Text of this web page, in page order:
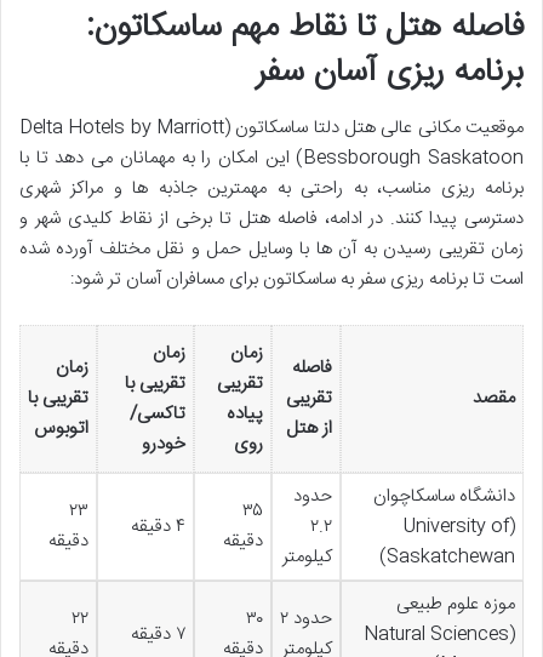
فاصله هتل تا نقاط مهم ساسکاتون:
برنامه ریزی آسان سفر
موقعیت مکانی عالی هتل دلتا ساسکاتون (Delta Hotels by Marriott
Bessborough Saskatoon) این امکان را به مهمانان می دهد تا با
برنامه ریزی مناسب، به راحتی به مهمترین جاذبه ها و مراکز شهری
دسترسی پیدا کنند. در ادامه، فاصله هتل تا برخی از نقاط کلیدی شهر و
زمان تقریبی رسیدن به آن ها با وسایل حمل و نقل مختلف آورده شده
است تا برنامه ریزی سفر به ساسکاتون برای مسافران آسان تر شود:
مقصد
فاصله
تقریبی
از هتل
زمان
تقریبی
پیاده
روی
زمان
تقریبی با
تاکسی/
خودرو
زمان
تقریبی با
اتوبوس
دانشگاه ساسکاچوان
(University of
Saskatchewan)
حدود
۲.۲
کیلومتر
۳۵
دقیقه
۴ دقیقه
۲۳
دقیقه
موزه علوم طبیعی
(Natural Sciences
حدود ۲
کیلومتر
۳۰
دقیقه
۷ دقیقه
۲۲
دقیقه